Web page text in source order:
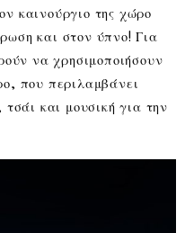
καινούργιο της χώρο
και στον ύπνο! Για
να χρησιμοποιήσουν
που περιλαμβάνει
και μουσική για την